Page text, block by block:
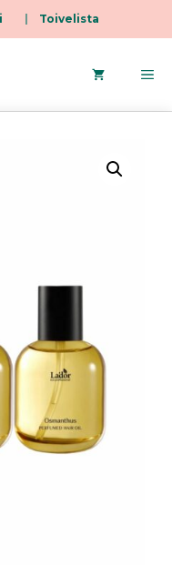
Toivelista